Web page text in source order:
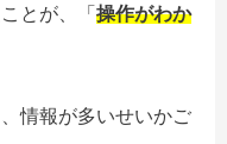
とが、「 操作がわか
情報が多いせいかご